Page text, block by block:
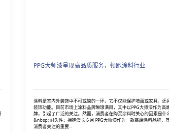
PPG大师漆呈现高品质服务，领跑涂料行业
涂料是室内外装饰中不可或缺的一环，它不仅能保护墙面或家具，还
装饰功能。目前市场上涂料品牌琳琅满目，其中以PPG大师漆作为高
牌，引起了广泛的关注。然而，消费者在购买涂料时关心的因素是什
&nbsp; 耐久性：拥抱漫长岁月 PPG大师漆作为一款高端涂料品牌，其耐久性是
消费者关注的重要...